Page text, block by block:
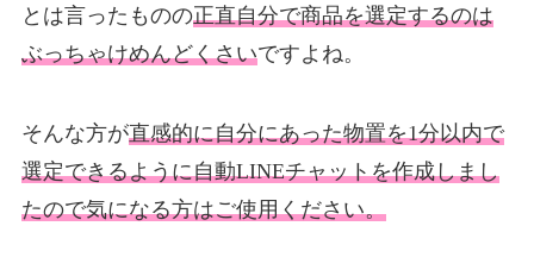
とは言ったものの正直自分で商品を選定するのは
ぶっちゃけめんどくさいですよね。
そんな方が直感的に自分にあった物置を1分以内で
選定できるように自動LINEチャットを作成しまし
たので気になる方はご使用ください。